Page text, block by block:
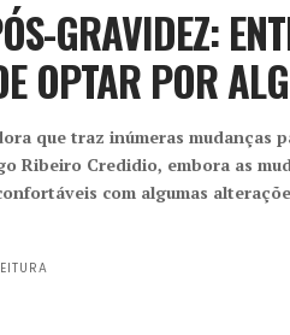
GRAVIDEZ:
OPTAR POR
que traz inúmeras mudanças
Ribeiro Credidio, embora as
com algumas